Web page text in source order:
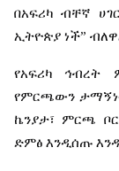
በአፍሪካ ብቸኛ ሀገር
ኢትዮጵያ ነች”
የአፍሪካ ኅብረት
የምርጫውን
ኬንያታ፣ ምርጫ
ድምፅ እንዲሰጡ